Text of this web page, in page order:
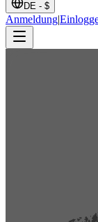
DE - $
Anmeldung|